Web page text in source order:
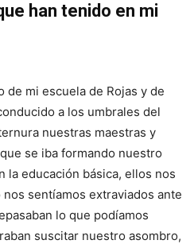
han tenido en mi
de mi escuela de Rojas y de
a los umbrales del
nuestras maestras y
se iba formando nuestro
la educación básica, ellos nos
sentíamos extraviados ante
lo que podíamos
suscitar nuestro asombro,